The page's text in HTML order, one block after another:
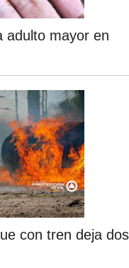
adulto mayor en
con tren deja dos